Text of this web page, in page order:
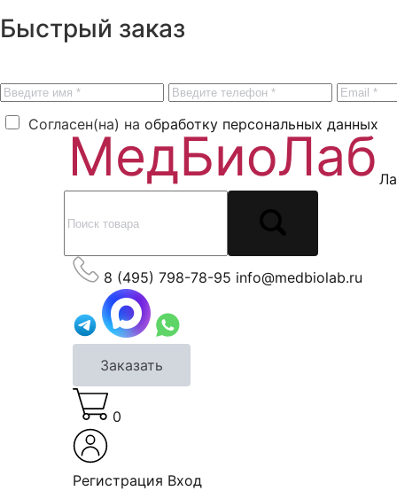
Быстрый заказ
Согласен(на) на обработку персональных данных
8 (495) 798-78-95 info@medbiolab.ru
Заказать
0
Регистрация Вход